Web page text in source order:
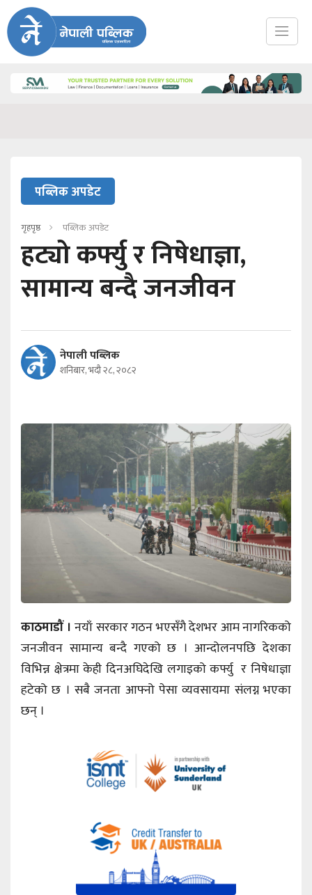
पब्लिक अपडेट
गृहपृष्ठ पब्लिक अपडेट
हट्यो कर्फ्यु र निषेधाज्ञा,
सामान्य बन्दै जनजीवन
नेपाली पब्लिक
शनिबार, भदौ २८, २०८२
काठमाडौं । नयाँ सरकार गठन भएसँगै देशभर आम नागरिकको
जनजीवन सामान्य बन्दै गएको छ । आन्दोलनपछि देशका
विभिन्न क्षेत्रमा केही दिनअघिदेखि लगाइको कर्फ्यु र निषेधाज्ञा
हटेको छ । सबै जनता आफ्नो पेसा व्यवसायमा संलग्न भएका
छन् ।